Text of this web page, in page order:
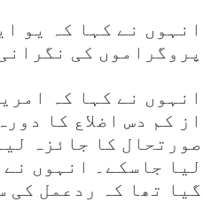
انہوں نے کہا کہ یو
پروگراموں کی
انہوں نے کہا کہ
از کم دس اضلاع کا
صورتحال کا جائزہ
لیا جاسکے۔ انہوں
گیا تھا کہ ردعمل کی